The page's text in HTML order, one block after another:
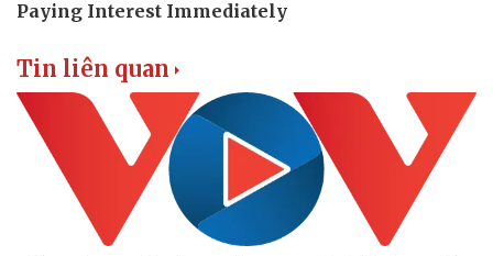
Sức khỏe
Dinh dưỡng - món ngon
Cây thuốc
Sản phụ khoa
Đời sống
Nhà đẹp
Tình yêu - Gia đình
Tin liên quan